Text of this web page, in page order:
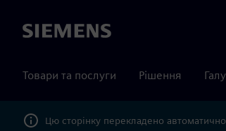
Siemens
Товари та послуги Рішення
Цю сторінку перекладено